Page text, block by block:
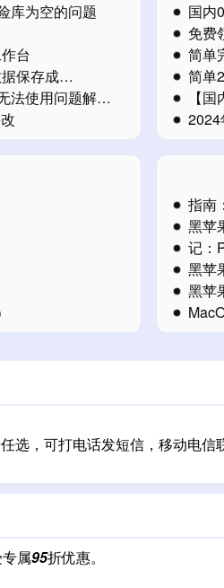
库为空的问题
台
保存成
法使用问题解决
国内
免费
简单
简单
【
指南
黑苹
记：
黑苹
黑苹
选，可打电话发短信，移动电信
属95折优惠。